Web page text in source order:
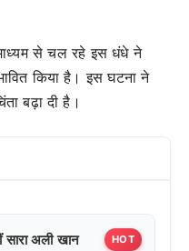
से चल रहे इस धंधे ने
किया है। इस घटना ने
बढ़ा दी है।
सारा अली खान HOT